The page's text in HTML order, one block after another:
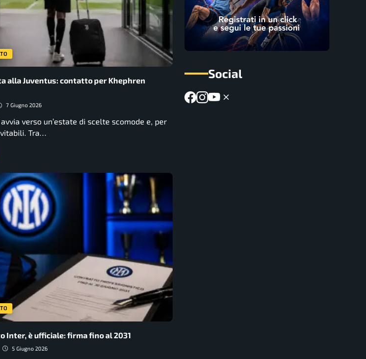
alla Juventus: contatto per Khephren
7 Giugno 2026
verso un’estate di scelte scomode e, per
Tra…
Inter, è ufficiale: firma fino al 2031
5 Giugno 2026
Social